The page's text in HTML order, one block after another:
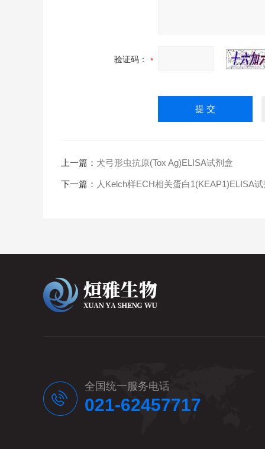
验证码：
上一篇： 犬弓形虫抗原(Tox Ag)ELISA试剂盒
下一篇： 人Kelch样ECH相关蛋白1(KEAP1)ELISA
全国统一服务电话
021-62457717